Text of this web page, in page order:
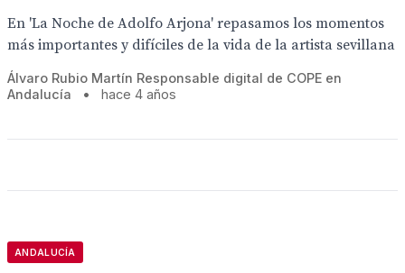
En 'La Noche de Adolfo Arjona' repasamos los momentos
más importantes y difíciles de la vida de la artista sevillana
Álvaro Rubio Martín Responsable digital de COPE en
Andalucía
• hace 4 años
ANDALUCÍA